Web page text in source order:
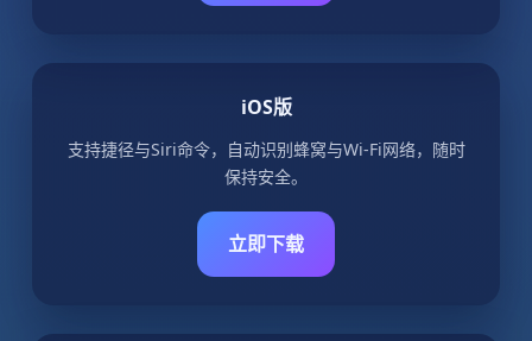
iOS版
支持捷径与Siri命令，自动识别蜂窝与Wi-Fi网络，随时
保持安全。
立即下载